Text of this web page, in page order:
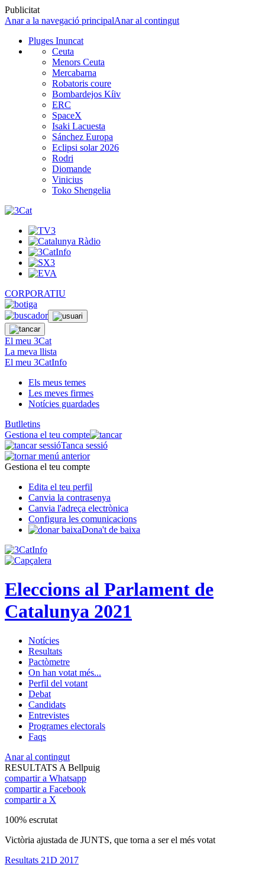
Publicitat
Anar a la navegació principalAnar al contingut
Pluges Inuncat
Ceuta
Menors Ceuta
Mercabarna
Robatoris coure
Bombardejos Kíiv
ERC
SpaceX
Isaki Lacuesta
Sánchez Europa
Eclipsi solar 2026
Rodri
Diomande
Vinicius
Toko Shengelia
CORPORATIU
El meu 3Cat
La meva llista
El meu 3CatInfo
Els meus temes
Les meves firmes
Notícies guardades
Butlletins
Gestiona el teu compte
Tanca sessió
Gestiona el teu compte
Edita el teu perfil
Canvia la contrasenya
Canvia l'adreça electrònica
Configura les comunicacions
Dona't de baixa
Eleccions al Parlament de
Catalunya 2021
Notícies
Resultats
Pactòmetre
On han votat més...
Perfil del votant
Debat
Candidats
Entrevistes
Programes electorals
Faqs
Anar al contingut
RESULTATS A Bellpuig
compartir a Whatsapp
compartir a Facebook
compartir a X
100% escrutat
Victòria ajustada de JUNTS, que torna a ser el més votat
Resultats 21D 2017